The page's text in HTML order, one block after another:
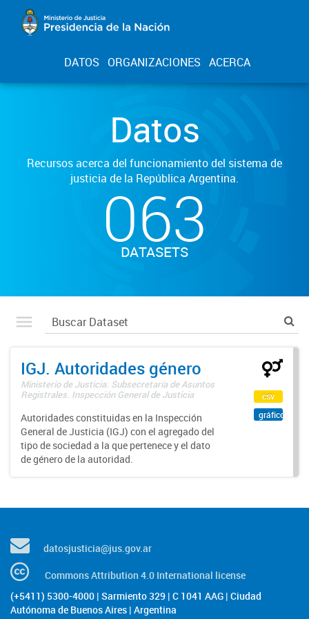
DATOS ORGANIZACIONES ACERCA
Datos
Recursos acerca del funcionamiento del sistema de
justicia de la República Argentina.
063
DATASETS
IGJ. Autoridades género
Ministerio de Justicia. Subsecretaría de Asuntos
Registrales. Inspección General de Justicia
Autoridades constituidas en la Inspección
General de Justicia (IGJ) con el agregado del
tipo de sociedad a la que pertenece y el dato
de género de la autoridad.
csv
gráfico
datosjusticia@jus.gov.ar
Commons Attribution 4.0 International license
(+5411) 5300-4000 | Sarmiento 329 | C 1041 AAG | Ciudad
Autónoma de Buenos Aires | Argentina